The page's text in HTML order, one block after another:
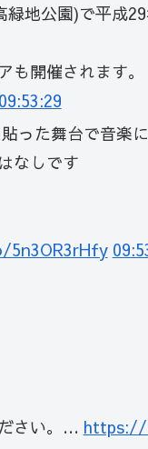
地公園)で平成
開催されます。
09:53:29
った舞台で音楽
なしです
さい。… https://